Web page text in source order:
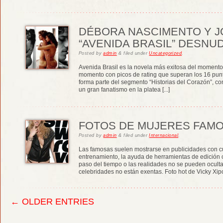
DÉBORA NASCIMENTO Y
“AVENIDA BRASIL”
Postedbyadmin & filed underUncategorized.
Avenida Brasil es la novela más exitosa del
momento con picos de rating que superan los 16
forma parte del segmento “Historias del Corazón”,
un gran fanatismo en la platea [...]
FOTOS DE MUJERES
Postedbyadmin & filed underInternacional.
Las famosas suelen mostrarse en publicidades con
entrenamiento, la ayuda de herramientas de
paso del tiempo o las realidades no se pueden
celebridades no están exentas. Foto hot de Vicky
← OLDER ENTRIES